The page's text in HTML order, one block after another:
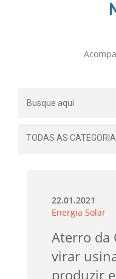
22.01.2021
Energia Solar
Aterro da
virar
produzir